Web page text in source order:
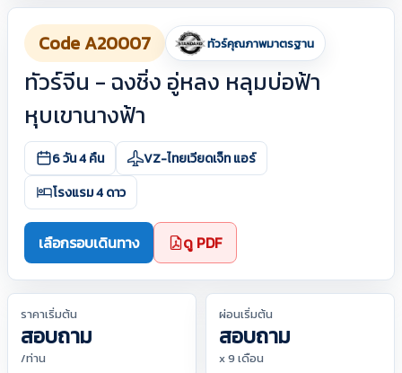
Code A20007 ทัวร์คุณภาพมาตรฐาน
ทัวร์จีน - ฉงชิ่ง อู่หลง หลุมบ่อฟ้า
หุบเขานางฟ้า
6 วัน 4 คืน
VZ-ไทยเวียดเจ็ท แอร์
โรงแรม 4 ดาว
เลือกรอบเดินทาง ดู PDF
ราคาเริ่มต้น
สอบถาม
/ท่าน
ผ่อนเริ่มต้น
สอบถาม
x 9 เดือน